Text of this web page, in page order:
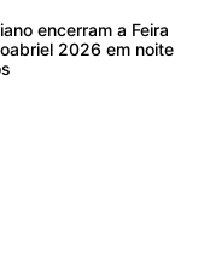
encerram a Feira
2026 em noite